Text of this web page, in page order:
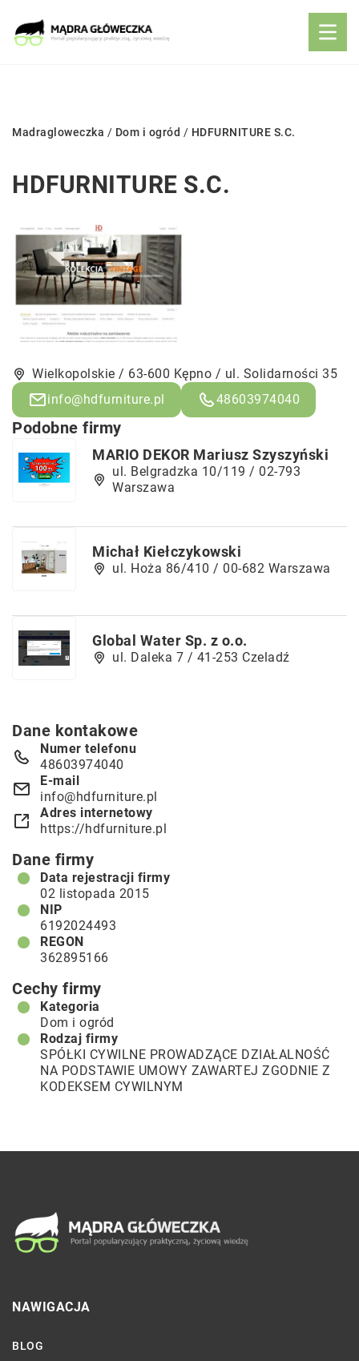
Madragloweczka / Dom i ogród / HDFURNITURE S.C.
HDFURNITURE S.C.
Wielkopolskie / 63-600 Kępno / ul. Solidarności 35
info@hdfurniture.pl
48603974040
Podobne firmy
MARIO DEKOR Mariusz Szyszyński
ul. Belgradzka 10/119 / 02-793
Warszawa
Michał Kiełczykowski
ul. Hoża 86/410 / 00-682 Warszawa
Global Water Sp. z o.o.
ul. Daleka 7 / 41-253 Czeladź
Dane kontakowe
Numer telefonu
48603974040
E-mail
info@hdfurniture.pl
Adres internetowy
https://hdfurniture.pl
Dane firmy
Data rejestracji firmy
02 listopada 2015
NIP
6192024493
REGON
362895166
Cechy firmy
Kategoria
Dom i ogród
Rodzaj firmy
SPÓŁKI CYWILNE PROWADZĄCE DZIAŁALNOŚĆ
NA PODSTAWIE UMOWY ZAWARTEJ ZGODNIE Z
KODEKSEM CYWILNYM
NAWIGACJA
BLOG